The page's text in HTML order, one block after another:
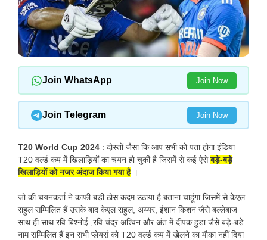
Join WhatsApp Join Now
Join Telegram Join Now
T20 World Cup 2024 : दोस्तों जैसा कि आप सभी को पता होगा इंडिया
T20 वर्ल्ड कप में खिलाड़ियों का चयन हो चुकी है जिसमें से कई ऐसेबड़े-बड़े
खिलाड़ियों को नजर अंदाज किया गया है।
जो की चयनकर्ता ने काफी बड़ी ठोस कदम उठाया है बताना चाहूंगा जिसमें से केएल
राहुल सम्मिलित हैं उसके बाद केएल राहुल, अय्यर, ईशान किशन जैसे बल्लेबाज
साथ ही साथ रवि बिश्नोई ,रवि चंद्र अश्विन और अंत में दीपक हुडा जैसे बड़े-बड़े
नाम सम्मिलित हैं इन सभी प्लेयर्स को T20 वर्ल्ड कप में खेलने का मौका नहीं दिया